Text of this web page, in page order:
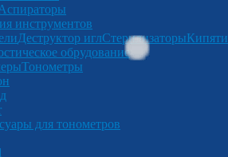
Аспираторы
инструментов
Деструктор иглСтерилизаторы
обрудование
Тонометры
для тонометров